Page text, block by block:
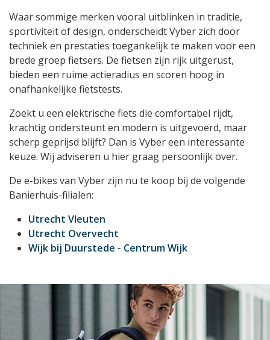
Waar sommige merken vooral uitblinken in traditie,
sportiviteit of design, onderscheidt Vyber zich door
techniek en prestaties toegankelijk te maken voor een
brede groep fietsers. De fietsen zijn rijk uitgerust,
bieden een ruime actieradius en scoren hoog in
onafhankelijke fietstests.
Zoekt u een elektrische fiets die comfortabel rijdt,
krachtig ondersteunt en modern is uitgevoerd, maar
scherp geprijsd blijft? Dan is Vyber een interessante
keuze. Wij adviseren u hier graag persoonlijk over.
De e-bikes van Vyber zijn nu te koop bij de volgende
Banierhuis-filialen:
Utrecht Vleuten
Utrecht Overvecht
Wijk bij Duurstede - Centrum Wijk